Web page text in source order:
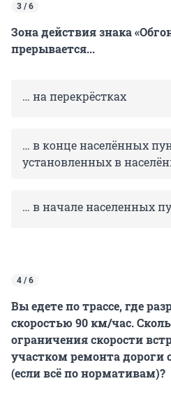
3 / 6
Зона действия знака
прерывается...
… на перекрёстках
… в конце населённых
установленных в
… в начале населенных
4 / 6
Вы едете по трассе, где
скоростью 90 км/час.
ограничения скорости
участком ремонта
(если всё по нормативам)?